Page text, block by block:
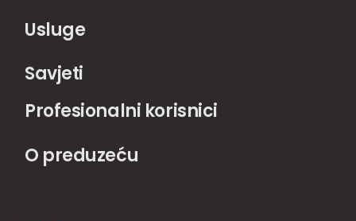
Usluge
Savjeti
Profesionalni korisnici
O preduzeću